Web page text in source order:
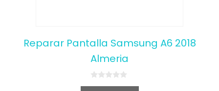
Reparar Pantalla Samsung A6 2018
Almeria
0